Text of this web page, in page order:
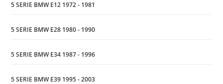
5 SERIE BMW E12 1972 - 1981
5 SERIE BMW E28 1980 - 1990
5 SERIE BMW E34 1987 - 1996
5 SERIE BMW E39 1995 - 2003